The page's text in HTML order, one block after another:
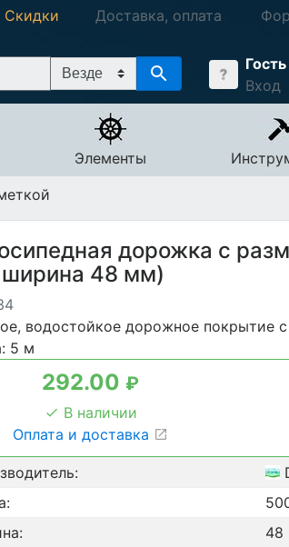
Скидки Доставка, оплата
Гость
Вход
Элементы
дорожка с
48 мм)
водостойкое дорожное покрытие
5 м
292.00 ₽
В наличии
Оплата и доставка
48